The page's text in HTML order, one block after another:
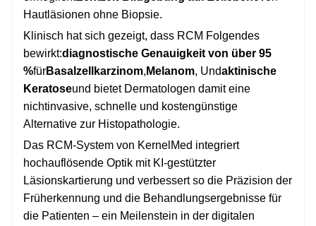
Hautläsionen ohne Biopsie.
Klinisch hat sich gezeigt, dass RCM Folgendes
bewirkt:diagnostische Genauigkeit von über 95
%fürBasalzellkarzinom, Melanom, Undaktinische
Keratoseund bietet Dermatologen damit eine
nichtinvasive, schnelle und kostengünstige
Alternative zur Histopathologie.
Das RCM-System von KernelMed integriert
hochauflösende Optik mit KI-gestützter
Läsionskartierung und verbessert so die Präzision der
Früherkennung und die Behandlungsergebnisse für
die Patienten – ein Meilenstein in der digitalen